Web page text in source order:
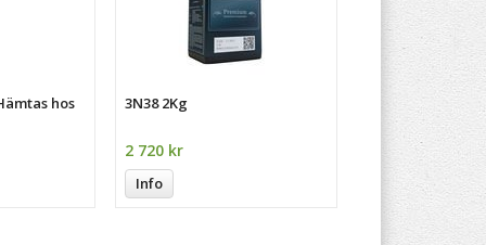
hos 3N38 2Kg
2 720 kr
Info